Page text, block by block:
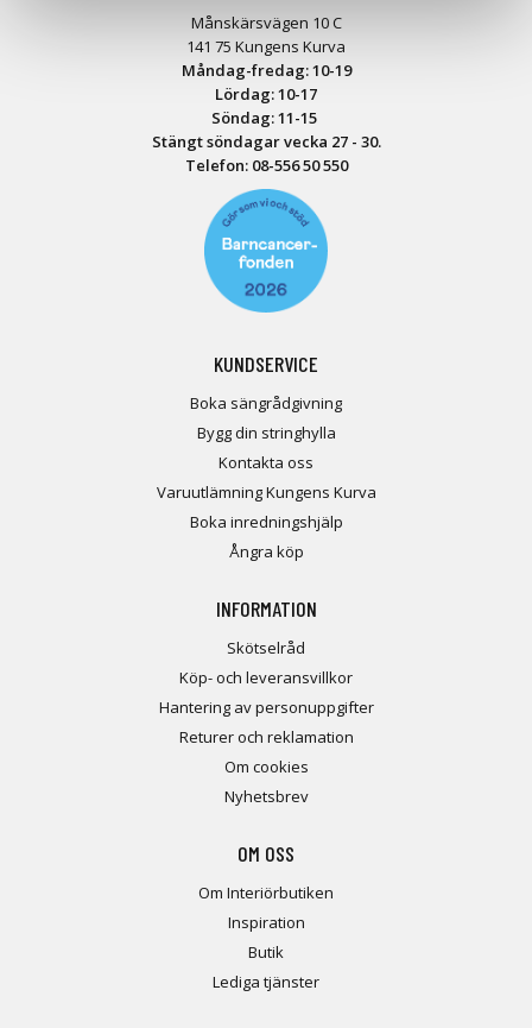
Månskärsvägen 10 C
141 75 Kungens Kurva
Måndag-fredag: 10-19
Lördag: 10-17
Söndag: 11-15
Stängt söndagar vecka 27 - 30.
Telefon: 08-556 50 550
KUNDSERVICE
Boka sängrådgivning
Bygg din stringhylla
Kontakta oss
Varuutlämning Kungens Kurva
Boka inredningshjälp
Ångra köp
INFORMATION
Skötselråd
Köp- och leveransvillkor
Hantering av personuppgifter
Returer och reklamation
Om cookies
Nyhetsbrev
OM OSS
Om Interiörbutiken
Inspiration
Butik
Lediga tjänster